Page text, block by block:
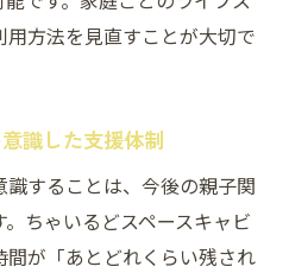
方法を見直すことが大切で
識した支援体制
することは、今後の親子関
ちゃいるどスペースキャビ
が「あとどれくらい残され